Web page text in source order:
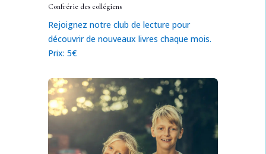
Confrérie des collégiens
Rejoignez notre club de lecture pour
découvrir de nouveaux livres chaque mois.
Prix: 5€